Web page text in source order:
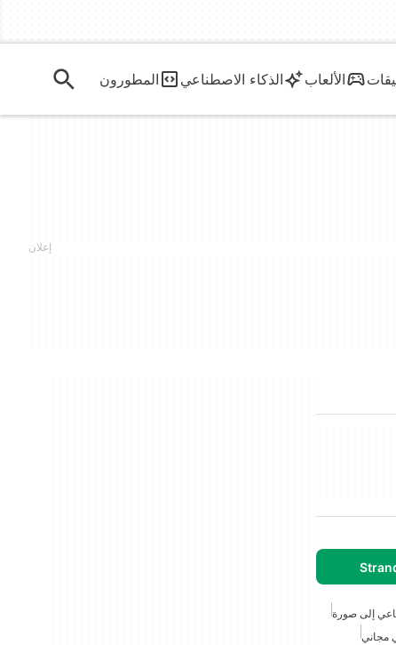
الألعاب الذكاء الاصطناعي المطورون
إلى صورة
مجاني